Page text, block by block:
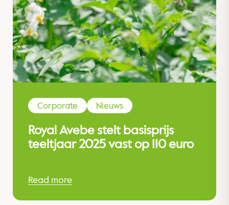
Corporate Nieuws
Royal Avebe stelt basisprijs
teeltjaar 2025 vast op 110 euro
Read more